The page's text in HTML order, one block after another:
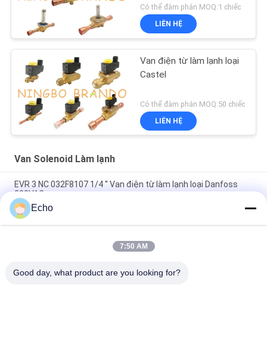
Có thể đàm phán MOQ:1 chiếc
LIÊN HỆ
Van điện từ làm lạnh loại
Castel
Có thể đàm phán MOQ:50 chiếc
LIÊN HỆ
Van Solenoid Làm lạnh
EVR 3 NC 032F8107 1/4 '' Van điện từ làm lạnh loại Danfoss
220VAC
EVR 3 NC 032F1204 3/8 '' Van điện từ làm lạnh loại Danfoss
220V
EVR 6 NC 032F8072 3/8 '' Van điện từ loại Danfoss Điện lạnh
Echo
7:50 AM
Good day, what product are you looking for?